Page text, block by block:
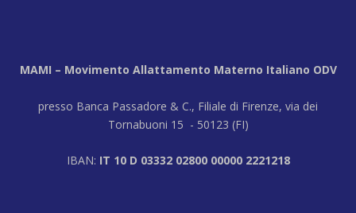
MAMI – Movimento Allattamento Materno Italiano ODV
presso Banca Passadore & C., Filiale di Firenze, via dei
Tornabuoni 15 - 50123 (FI)
IBAN: IT 10 D 03332 02800 00000 2221218